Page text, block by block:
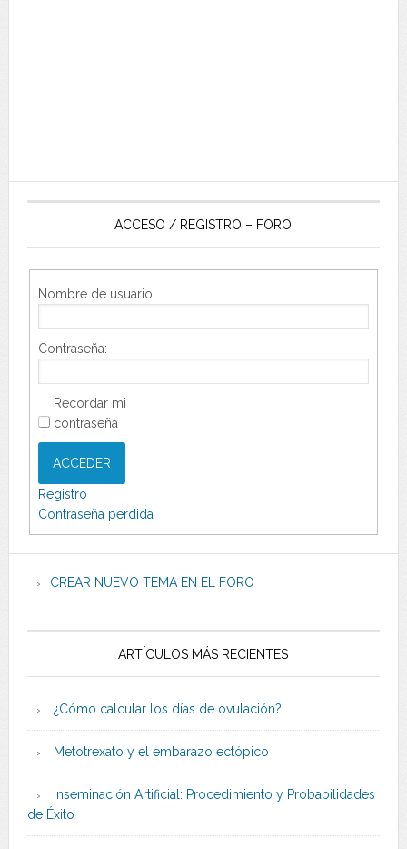
ACCESO / REGISTRO – FORO
Nombre de usuario:
Contraseña:
Recordar mi
contraseña
ACCEDER
Registro
Contraseña perdida
CREAR NUEVO TEMA EN EL FORO
ARTÍCULOS MÁS RECIENTES
¿Cómo calcular los días de ovulación?
Metotrexato y el embarazo ectópico
Inseminación Artificial: Procedimiento y Probabilidades
de Éxito